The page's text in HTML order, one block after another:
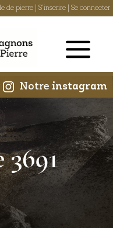
de pierre S'inscrire Se connecter
Notre instagram
3691